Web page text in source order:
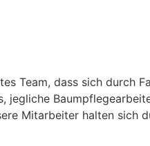
Team, dass sich durch
jegliche
Mitarbeiter halten